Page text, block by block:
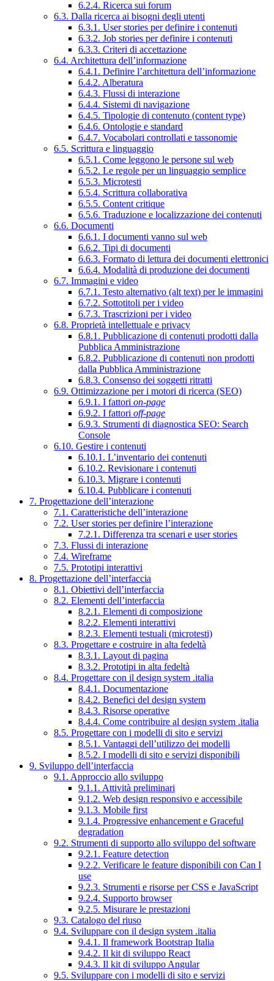
6.2.4. Ricerca sui forum
6.3. Dalla ricerca ai bisogni degli utenti
6.3.1. User stories per definire i contenuti
6.3.2. Job stories per definire i contenuti
6.3.3. Criteri di accettazione
6.4. Architettura dell’informazione
6.4.1. Definire l’architettura dell’informazione
6.4.2. Alberatura
6.4.3. Flussi di interazione
6.4.4. Sistemi di navigazione
6.4.5. Tipologie di contenuto (content type)
6.4.6. Ontologie e standard
6.4.7. Vocabolari controllati e tassonomie
6.5. Scrittura e linguaggio
6.5.1. Come leggono le persone sul web
6.5.2. Le regole per un linguaggio semplice
6.5.3. Microtesti
6.5.4. Scrittura collaborativa
6.5.5. Content critique
6.5.6. Traduzione e localizzazione dei contenuti
6.6. Documenti
6.6.1. I documenti vanno sul web
6.6.2. Tipi di documenti
6.6.3. Formato di lettura dei documenti elettronici
6.6.4. Modalità di produzione dei documenti
6.7. Immagini e video
6.7.1. Testo alternativo (alt text) per le immagini
6.7.2. Sottotitoli per i video
6.7.3. Trascrizioni per i video
6.8. Proprietà intellettuale e privacy
6.8.1. Pubblicazione di contenuti prodotti dalla
Pubblica Amministrazione
6.8.2. Pubblicazione di contenuti non prodotti
dalla Pubblica Amministrazione
6.8.3. Consenso dei soggetti ritratti
6.9. Ottimizzazione per i motori di ricerca (SEO)
6.9.1. I fattori on-page
6.9.2. I fattori off-page
6.9.3. Strumenti di diagnostica SEO: Search
Console
6.10. Gestire i contenuti
6.10.1. L’inventario dei contenuti
6.10.2. Revisionare i contenuti
6.10.3. Migrare i contenuti
6.10.4. Pubblicare i contenuti
7. Progettazione dell’interazione
7.1. Caratteristiche dell’interazione
7.2. User stories per definire l’interazione
7.2.1. Differenza tra scenari e user stories
7.3. Flussi di interazione
7.4. Wireframe
7.5. Prototipi interattivi
8. Progettazione dell’interfaccia
8.1. Obiettivi dell’interfaccia
8.2. Elementi dell’interfaccia
8.2.1. Elementi di composizione
8.2.2. Elementi interattivi
8.2.3. Elementi testuali (microtesti)
8.3. Progettare e costruire in alta fedeltà
8.3.1. Layout di pagina
8.3.2. Prototipi in alta fedeltà
8.4. Progettare con il design system .italia
8.4.1. Documentazione
8.4.2. Benefici del design system
8.4.3. Risorse operative
8.4.4. Come contribuire al design system .italia
8.5. Progettare con i modelli di sito e servizi
8.5.1. Vantaggi dell’utilizzo dei modelli
8.5.2. I modelli di sito e servizi disponibili
9. Sviluppo dell’interfaccia
9.1. Approccio allo sviluppo
9.1.1. Attività preliminari
9.1.2. Web design responsivo e accessibile
9.1.3. Mobile first
9.1.4. Progressive enhancement e Graceful
degradation
9.2. Strumenti di supporto allo sviluppo del software
9.2.1. Feature detection
9.2.2. Verificare le feature disponibili con Can I
use
9.2.3. Strumenti e risorse per CSS e JavaScript
9.2.4. Supporto browser
9.2.5. Misurare le prestazioni
9.3. Catalogo del riuso
9.4. Sviluppare con il design system .italia
9.4.1. Il framework Bootstrap Italia
9.4.2. Il kit di sviluppo React
9.4.3. Il kit di sviluppo Angular
9.5. Sviluppare con i modelli di sito e servizi